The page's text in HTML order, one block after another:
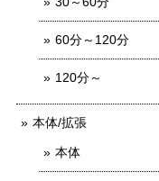
60分～120分
120分～
本体/拡張
本体